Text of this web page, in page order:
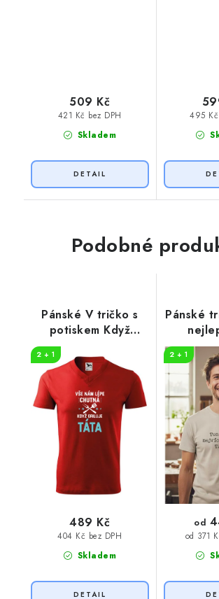
Skladem
421 Kč bez DPH
509 Kč
495
Podobné
Pánské V tričko s
potiskem Když
griluje táta
2 + 1
Skladem
404 Kč bez DPH
489 Kč
Pánské
2 + 1
od 371
od